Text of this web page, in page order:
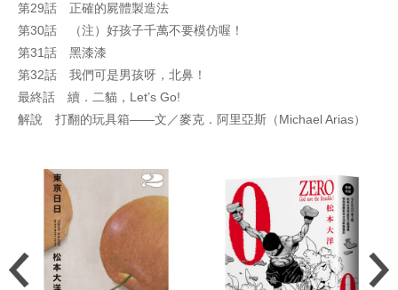
第29話 正確的屍體製造法
第30話 （注）好孩子千萬不要模仿喔！
第31話 黑漆漆
第32話 我們可是男孩呀，北鼻！
最終話 續．二貓，Let’s Go!
解說 打翻的玩具箱——文／麥克．阿里亞斯（Michael Arias）